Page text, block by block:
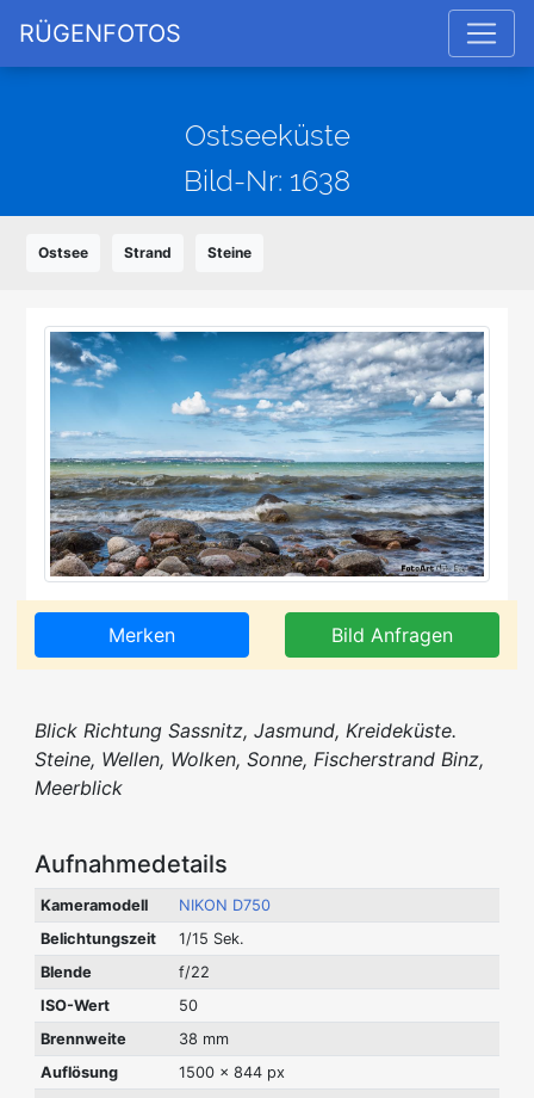
RÜGENFOTOS
Ostseeküste
Bild-Nr: 1638
Ostsee Strand Steine
Merken Bild Anfragen
Blick Richtung Sassnitz, Jasmund, Kreideküste.
Steine, Wellen, Wolken, Sonne, Fischerstrand Binz,
Meerblick
Aufnahmedetails
Kameramodell
NIKON D750
Belichtungszeit
1/15 Sek.
Blende
f/22
ISO-Wert
50
Brennweite
38 mm
Auflösung
1500 x 844 px